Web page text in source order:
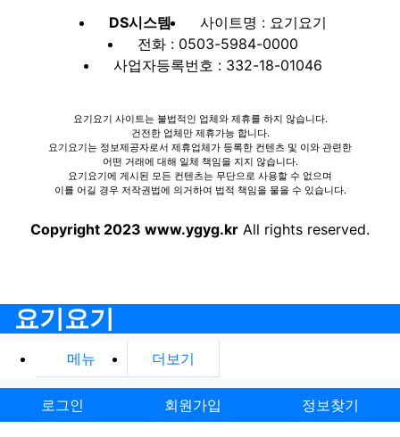
DS시스템
사이트명 : 요기요기
전화 : 0503-5984-0000
사업자등록번호 : 332-18-01046
요기요기 사이트는 불법적인 업체와 제휴를 하지 않습니다.
건전한 업체만 제휴가능 합니다.
요기요기는 정보제공자로서 제휴업체가 등록한 컨텐츠 및 이와 관련한
어떤 거래에 대해 일체 책임을 지지 않습니다.
요기요기에 게시된 모든 컨텐츠는 무단으로 사용할 수 없으며
이를 어길 경우 저작권법에 의거하여 법적 책임을 물을 수 있습니다.
Copyright 2023 www.ygyg.kr All rights reserved.
요기요기
메뉴 더보기
로그인 회원가입 정보찾기